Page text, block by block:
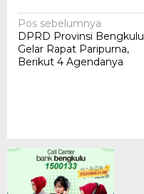
Navigasi
pos
Pos sebelumnya
DPRD Provinsi Bengkulu
Gelar Rapat Paripurna,
Berikut 4 Agendanya